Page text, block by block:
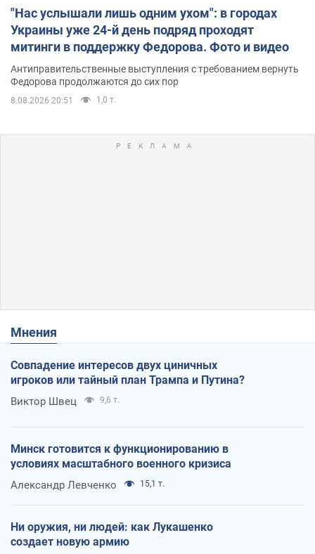
"Нас услышали лишь одним ухом": в городах
Украины уже 24-й день подряд проходят
митинги в поддержку Федорова. Фото и видео
Антиправительственные выступления с требованием вернуть
Федорова продолжаются до сих пор
8.08.2026 20:51 1,0 т.
Мнения
Совпадение интересов двух циничных
игроков или тайный план Трампа и Путина?
Виктор Швец 9,6 т.
Минск готовится к функционированию в
условиях масштабного военного кризиса
Александр Левченко 15,1 т.
Ни оружия, ни людей: как Лукашенко
создает новую армию